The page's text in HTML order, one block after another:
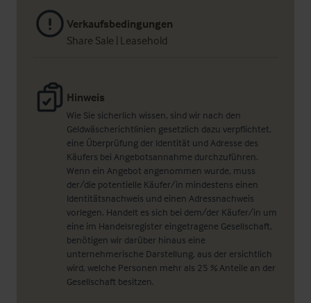
Verkaufsbedingungen
Share Sale | Leasehold
Hinweis
Wie Sie sicherlich wissen, sind wir nach den
Geldwäscherichtlinien gesetzlich dazu verpflichtet,
eine Überprüfung der Identität und Adresse des
Käufers bei Angebotsannahme durchzuführen.
Wenn ein Angebot angenommen wurde, muss
der/die potentielle Käufer/in mindestens einen
Identitätsnachweis und einen Adressnachweis
vorlegen. Handelt es sich bei dem/der Käufer/in um
eine im Handelsregister eingetragene Gesellschaft,
benötigen wir darüber hinaus eine
unternehmerische Darstellung, aus der ersichtlich
wird, welche Personen mehr als 25 % Anteile an der
Gesellschaft besitzen.